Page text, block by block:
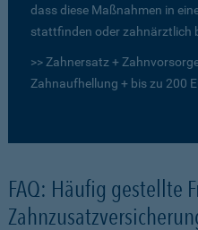
dass diese Maßnahmen in
stattfinden oder zahnärztlich
>> Zahnersatz +
Zahnaufhellung + bis zu 200
FAQ: Häufig gestellte